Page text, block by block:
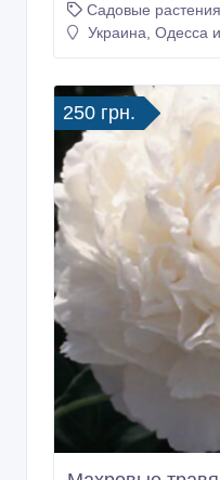
Садовые растения
Украина, Одесса
250 грн.